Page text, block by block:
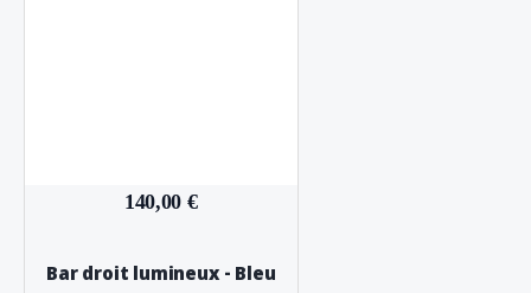
140,00 €
Bar droit lumineux - Bleu